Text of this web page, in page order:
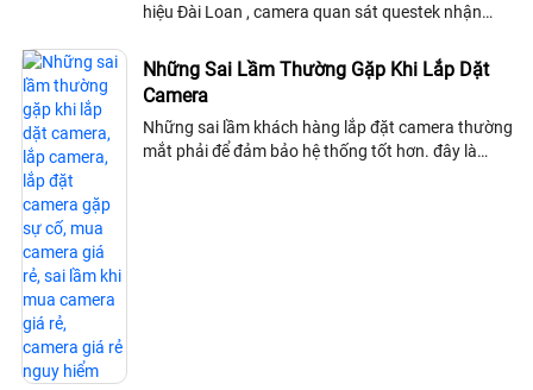
hiệu Đài Loan , camera quan sát questek nhận
sản phẩm camera quan sát questek hướng đến...
Những Sai Lầm Thường Gặp Khi Lắp Dặt
Camera
Những sai lầm khách hàng lắp đặt camera thường
mắt phải để đảm bảo hệ thống tốt hơn. đây là